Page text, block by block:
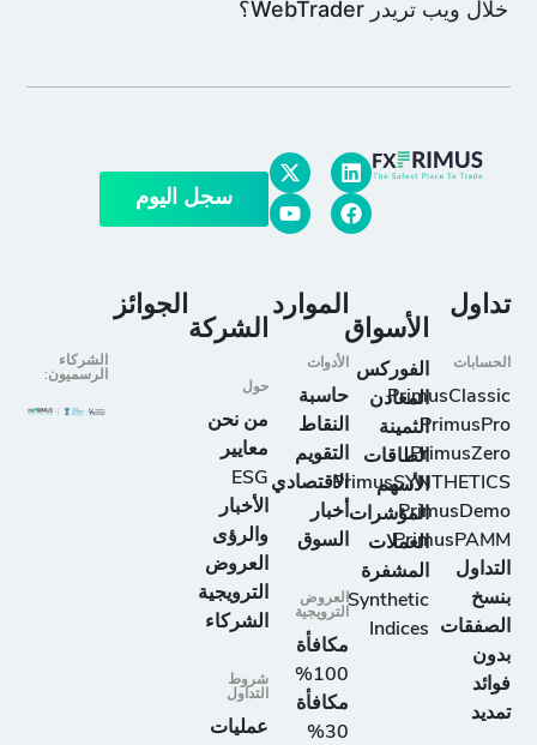
خلال ويب تريدر WebTrader؟
سجل اليوم
تداول
الحسابات
PrimusClassic
PrimusPro
PrimusZero
PrimusSYNTHETICS
PrimusDemo
PrimusPAMM
التداول
بنسخ
الصفقات
بدون
فوائد
تمديد
الأسواق
الفوركس
المعادن
الثمينة
الطاقات
الأسهم
المؤشرات
العملات
المشفرة
Synthetic
Indices
الموارد
الأدوات
حاسبة
النقاط
التقويم
الاقتصادي
أخبار
السوق
العروض
الترويجية
مكافأة
100%
مكافأة
30%
الشركة
حول
من نحن
معايير
ESG
الأخبار
والرؤى
العروض
الترويجية
الشركاء
شروط
التداول
عمليات
الجوائز
الشركاء
الرسميون: